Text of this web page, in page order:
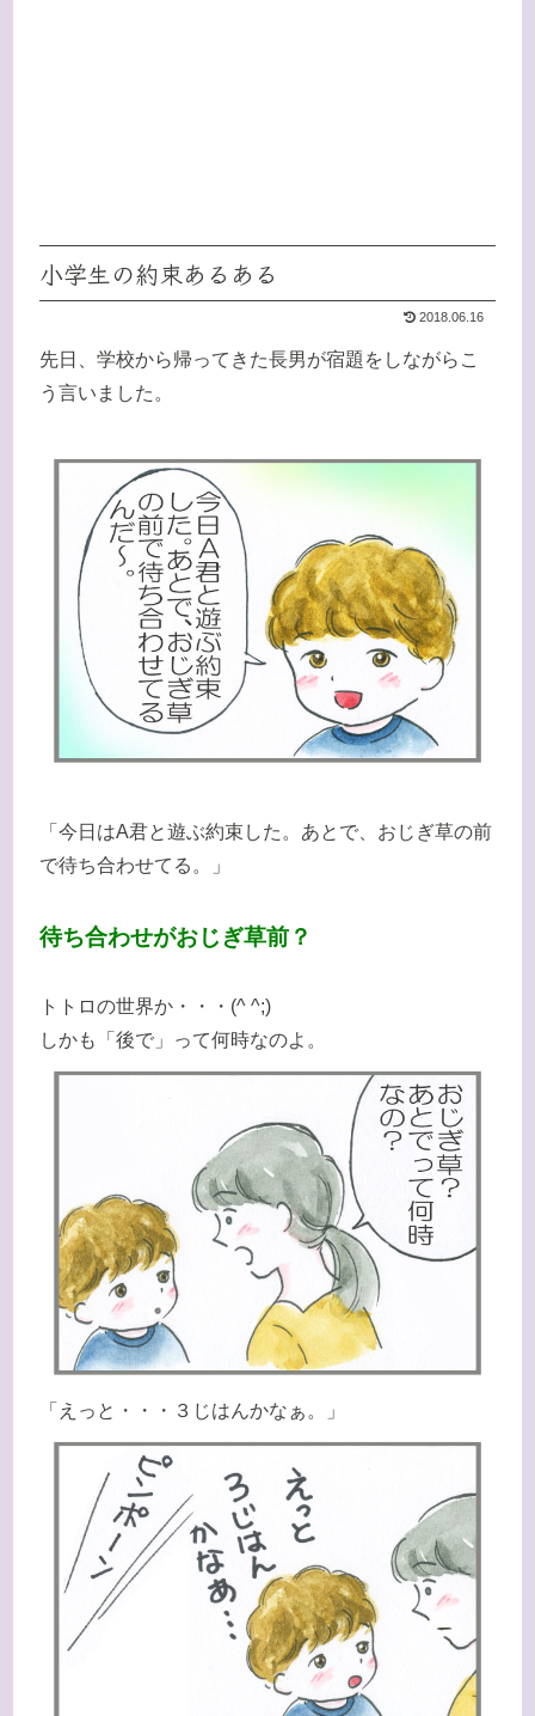
小学生の約束あるある
2018.06.16
先日、学校から帰ってきた長男が宿題をしながらこ
う言いました。
「今日はA君と遊ぶ約束した。あとで、おじぎ草の前
で待ち合わせてる。」
待ち合わせがおじぎ草前？
トトロの世界か・・・(^ ^;)
しかも「後で」って何時なのよ。
「えっと・・・３じはんかなぁ。」